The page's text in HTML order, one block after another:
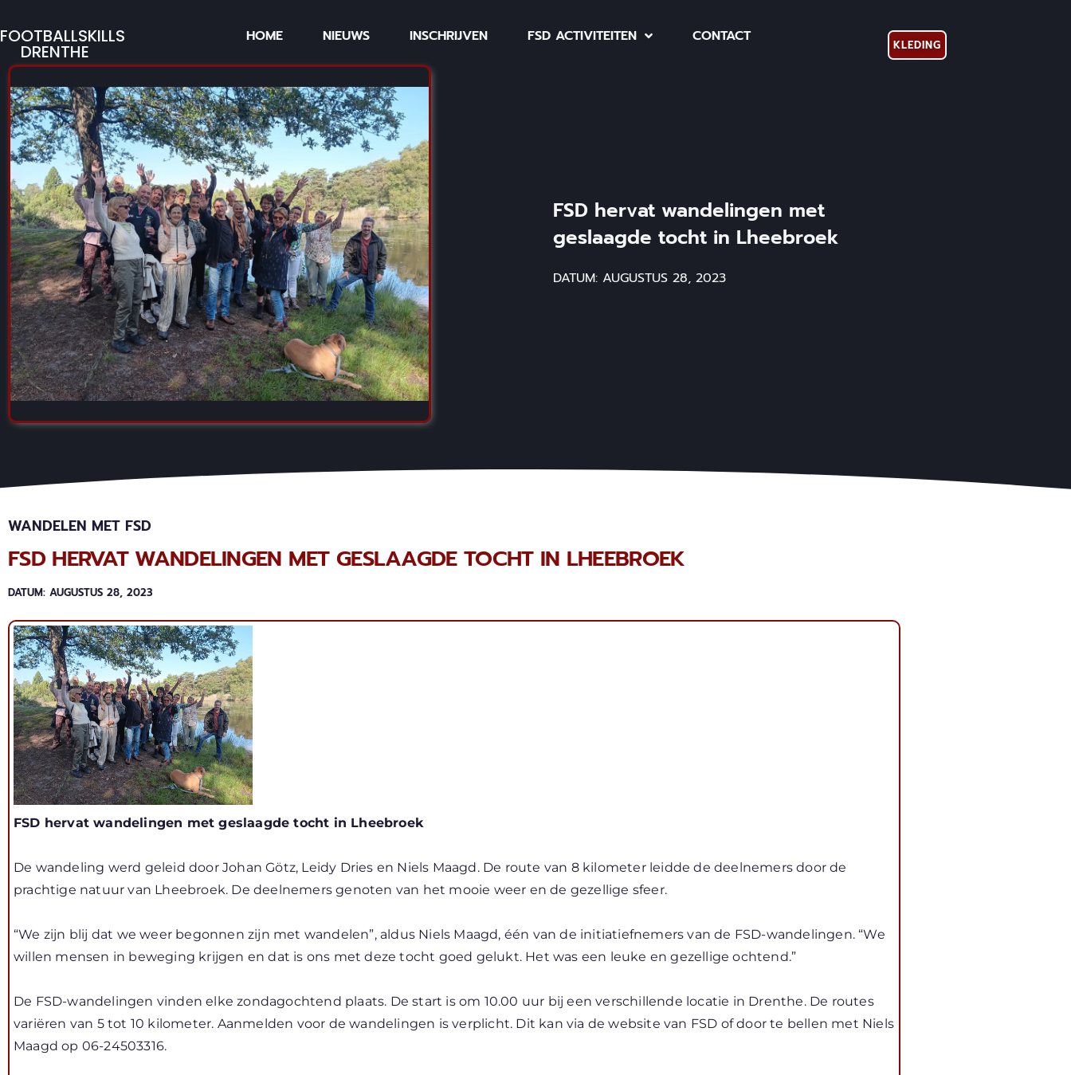
FOOTBALLSKILLS
DRENTHE
HOME NIEUWS INSCHRIJVEN FSD ACTIVITEITEN CONTACT KLEDING
FSD hervat wandelingen met
geslaagde tocht in Lheebroek
DATUM: AUGUSTUS 28, 2023
WANDELEN MET FSD
FSD HERVAT WANDELINGEN MET GESLAAGDE TOCHT IN LHEEBROEK
DATUM: AUGUSTUS 28, 2023
FSD hervat wandelingen met geslaagde tocht in Lheebroek
De wandeling werd geleid door Johan Götz, Leidy Dries en Niels Maagd. De route van 8 kilometer leidde de deelnemers door de
prachtige natuur van Lheebroek. De deelnemers genoten van het mooie weer en de gezellige sfeer.
“We zijn blij dat we weer begonnen zijn met wandelen”, aldus Niels Maagd, één van de initiatiefnemers van de FSD-wandelingen. “We
willen mensen in beweging krijgen en dat is ons met deze tocht goed gelukt. Het was een leuke en gezellige ochtend.”
De FSD-wandelingen vinden elke zondagochtend plaats. De start is om 10.00 uur bij een verschillende locatie in Drenthe. De routes
variëren van 5 tot 10 kilometer. Aanmelden voor de wandelingen is verplicht. Dit kan via de website van FSD of door te bellen met Niels
Maagd op 06-24503316.